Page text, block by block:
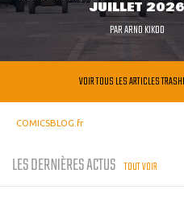
JUILLET 2026
PARARNO KIKOO
VOIR TOUS LES ARTICLES
COMICSBLOG.fr
LES DERNIÈRES ACTUS TOUT VOIR